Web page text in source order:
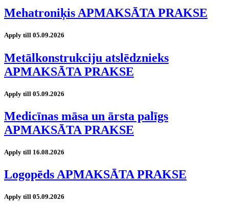
Mehatroniķis APMAKSĀTA PRAKSE
Apply till 05.09.2026
Metālkonstrukciju atslēdznieks
APMAKSĀTA PRAKSE
Apply till 05.09.2026
Medicīnas māsa un ārsta palīgs
APMAKSĀTA PRAKSE
Apply till 16.08.2026
Logopēds APMAKSĀTA PRAKSE
Apply till 05.09.2026